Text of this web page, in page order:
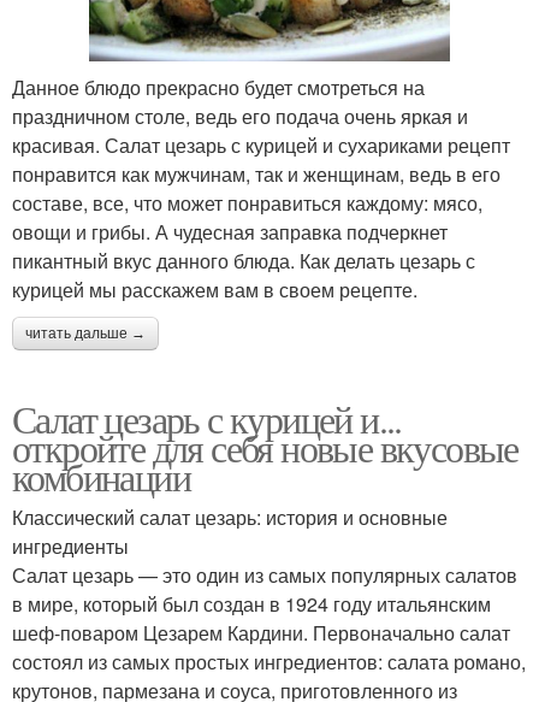
Данное блюдо прекрасно будет смотреться на
праздничном столе, ведь его подача очень яркая и
красивая. Салат цезарь с курицей и сухариками рецепт
понравится как мужчинам, так и женщинам, ведь в его
составе, все, что может понравиться каждому: мясо,
овощи и грибы. А чудесная заправка подчеркнет
пикантный вкус данного блюда. Как делать цезарь с
курицей мы расскажем вам в своем рецепте.
читать дальше →
Салат цезарь с курицей и...
откройте для себя новые вкусовые
комбинации
Классический салат цезарь: история и основные
ингредиенты
Салат цезарь — это один из самых популярных салатов
в мире, который был создан в 1924 году итальянским
шеф-поваром Цезарем Кардини. Первоначально салат
состоял из самых простых ингредиентов: салата романо,
крутонов, пармезана и соуса, приготовленного из